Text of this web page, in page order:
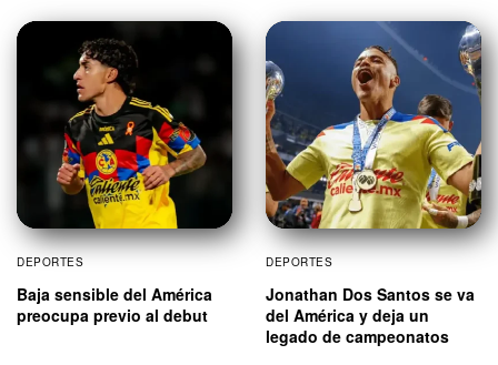
DEPORTES
Baja sensible del América
preocupa previo al debut
DEPORTES
Jonathan Dos Santos se va
del América y deja un
legado de campeonatos